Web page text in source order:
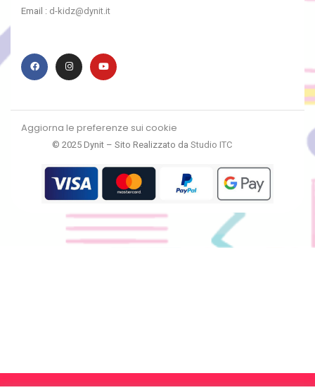
Email : d-kidz@dynit.it
Aggiorna le preferenze sui cookie
© 2025 Dynit – Sito Realizzato da Studio ITC